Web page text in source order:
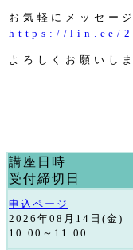
お気軽にメッセー
https://lin.ee/
よろしくお願いし
講座日時
受付締切日
申込ページ
2026年08月14日(金)
10:00～11:00